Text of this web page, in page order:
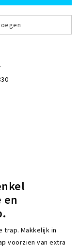
en
trap. Makkelijk in
voorzien van extra